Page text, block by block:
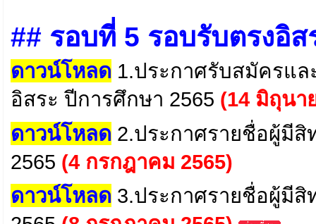
## รอบที่ 5 รอบรับตรงอิ
ดาวน์โหลด 1.ประกาศรับสมัครแ
อิสระ ปีการศึกษา 2565 (14 มิถุนา
ดาวน์โหลด 2.ประกาศรายชื่อผู้มี
2565 (4 กรกฎาคม 2565)
ดาวน์โหลด 3.ประกาศรายชื่อผู้มีสิ